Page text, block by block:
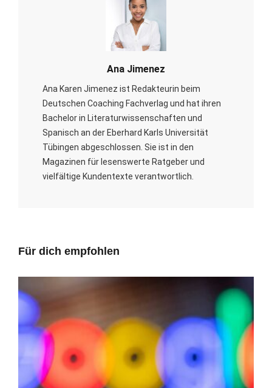
Ana Jimenez
Ana Karen Jimenez ist Redakteurin beim
Deutschen Coaching Fachverlag und hat ihren
Bachelor in Literaturwissenschaften und
Spanisch an der Eberhard Karls Universität
Tübingen abgeschlossen. Sie ist in den
Magazinen für lesenswerte Ratgeber und
vielfältige Kundentexte verantwortlich.
Für dich empfohlen